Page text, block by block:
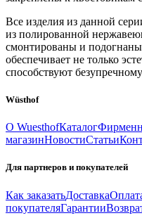
Все изделия из данной
из полированной
смонтированы и
обеспечивает не только
способствуют
Wüsthof
О WuesthofКаталог
магазинНовостиСтатьи
Для партнеров и покупателей
Как заказатьДоставка
покупателяГарантии